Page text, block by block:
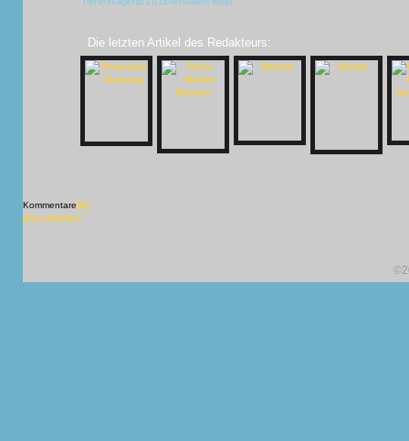
Die letzten Artikel des Redakteurs:
Kommentare[X]
[X] schließen